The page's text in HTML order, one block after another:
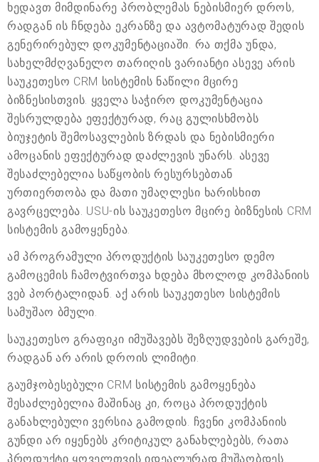
ხედავთ მიმდინარე პრობლემას ნებისმიერ დროს,
რადგან ის ჩნდება ეკრანზე და ავტომატურად შედის
გენერირებულ დოკუმენტაციაში. რა თქმა უნდა,
სახელმძღვანელო თარიღის ვარიანტი ასევე არის
საუკეთესო CRM სისტემის ნაწილი მცირე
ბიზნესისთვის. ყველა საჭირო დოკუმენტაცია
შესრულდება ეფექტურად, რაც გულისხმობს
ბიუჯეტის შემოსავლების ზრდას და ნებისმიერი
ამოცანის ეფექტურად დაძლევის უნარს. ასევე
შესაძლებელია საწყობის რესურსებთან
ურთიერთობა და მათი უმაღლესი ხარისხით
გავრცელება. USU-ის საუკეთესო მცირე ბიზნესის CRM
სისტემის გამოყენება.
ამ პროგრამული პროდუქტის საუკეთესო დემო
გამოცემის ჩამოტვირთვა ხდება მხოლოდ კომპანიის
ვებ პორტალიდან. აქ არის საუკეთესო სისტემის
სამუშაო ბმული.
საუკეთესო გრაფიკი იმუშავებს შეზღუდვების გარეშე,
რადგან არ არის დროის ლიმიტი.
გაუმჯობესებული CRM სისტემის გამოყენება
შესაძლებელია მაშინაც კი, როცა პროდუქტის
განახლებული ვერსია გამოდის. ჩვენი კომპანიის
გუნდი არ იყენებს კრიტიკულ განახლებებს, რათა
პროდუქტი ყოველთვის იდეალურად მუშაობდეს.